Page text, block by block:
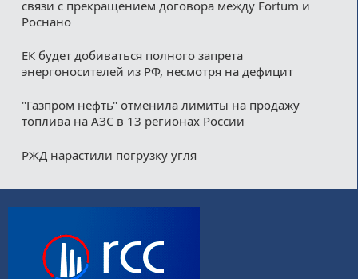
связи с прекращением договора между Fortum и
Роснано
ЕК будет добиваться полного запрета
энергоносителей из РФ, несмотря на дефицит
"Газпром нефть" отменила лимиты на продажу
топлива на АЗС в 13 регионах России
РЖД нарастили погрузку угля